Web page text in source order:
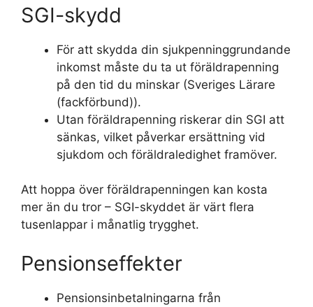
SGI-skydd
För att skydda din sjukpenninggrundande
inkomst måste du ta ut föräldrapenning
på den tid du minskar (Sveriges Lärare
(fackförbund)).
Utan föräldrapenning riskerar din SGI att
sänkas, vilket påverkar ersättning vid
sjukdom och föräldraledighet framöver.
Att hoppa över föräldrapenningen kan kosta
mer än du tror – SGI-skyddet är värt flera
tusenlappar i månatlig trygghet.
Pensionseffekter
Pensionsinbetalningarna från